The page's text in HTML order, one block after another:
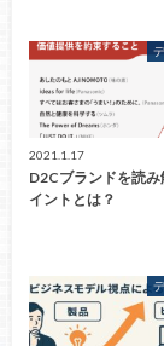
2021.1.17
D2Cブランドを読
イントとは？